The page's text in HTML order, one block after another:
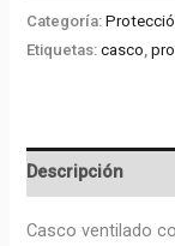
Categoría:
Etiquetas:casco ,
Descripción
Casco ventilado